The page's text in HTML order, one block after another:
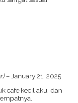
– January 21, 2025
cafe kecil aku, dan